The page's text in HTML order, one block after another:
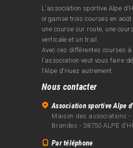
L’association sportive Alpe
organise trois courses en août
une course sur route, une
verticale et un trail.
Avec ces différentes courses à
l’association veut vous faire
l’Alpe d‘Huez autrement.
Nous contacter
Association sportive Alpe
Maison des associations -
Brandes - 38750 ALPE
Par téléphone